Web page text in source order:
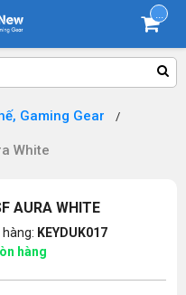
Gaming Gear
White
AURA WHITE
hàng: KEYDUK017
hàng